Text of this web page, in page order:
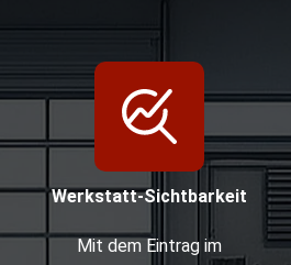
Werkstatt-Sichtbarkeit
Mit dem Eintrag im